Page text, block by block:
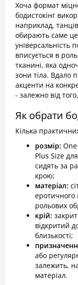
Хоча формат
бодистокінг
наприклад,
обирають саме
універсальність
вписується в
тканині, яка
зони тіла. Вдало
акценти на
- залежно від
Як обрати
Кілька
розмір:
Plus Size
сидять за
крою;
матеріал:
еротичного
рольових
крій:
відкритий
близькості;
або
залежить,
матеріал.